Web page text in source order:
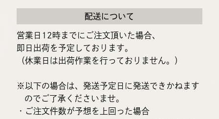
配送について
営業日12時までにご注文頂いた場合、
即日出荷を予定しております。
（休業日は出荷作業を行っておりません。）
※以下の場合は、発送予定日に発送できかねます
のでご了承くださいませ。
・ご注文件数が予想を上回った場合